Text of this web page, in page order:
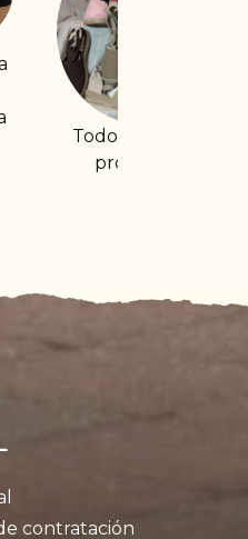
Alpagata plana
con rayas
contratación